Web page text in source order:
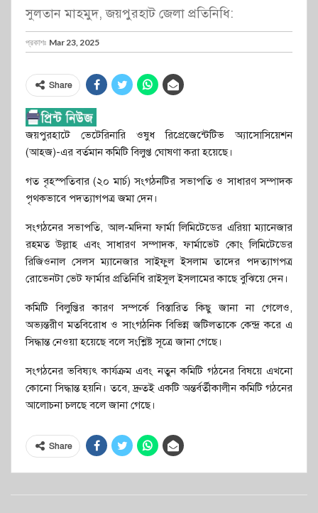
সুলতান মাহমুদ, জয়পুরহাট জেলা প্রতিনিধি:
প্রকাশঃ Mar 23, 2025
Share
জয়পুরহাটে ভেটেরিনারি ওষুধ রিপ্রেজেন্টেটিভ অ্যাসোসিয়েশন
(আহজ)-এর বর্তমান কমিটি বিলুপ্ত ঘোষণা করা হয়েছে।
গত বৃহস্পতিবার (২০ মার্চ) সংগঠনটির সভাপতি ও সাধারণ সম্পাদক
পৃথকভাবে পদত্যাগপত্র জমা দেন।
সংগঠনের সভাপতি, আল-মদিনা ফার্মা লিমিটেডের এরিয়া ম্যানেজার
রহমত উল্লাহ এবং সাধারণ সম্পাদক, ফার্মাভেট কোং লিমিটেডের
রিজিওনাল সেলস ম্যানেজার সাইফুল ইসলাম তাদের পদত্যাগপত্র
রোভেনটা ভেট ফার্মার প্রতিনিধি রাইসুল ইসলামের কাছে বুঝিয়ে দেন।
কমিটি বিলুপ্তির কারণ সম্পর্কে বিস্তারিত কিছু জানা না গেলেও,
অভ্যন্তরীণ মতবিরোধ ও সাংগঠনিক বিভিন্ন জটিলতাকে কেন্দ্র করে এ
সিদ্ধান্ত নেওয়া হয়েছে বলে সংশ্লিষ্ট সূত্রে জানা গেছে।
সংগঠনের ভবিষ্যৎ কার্যক্রম এবং নতুন কমিটি গঠনের বিষয়ে এখনো
কোনো সিদ্ধান্ত হয়নি। তবে, দ্রুতই একটি অন্তর্বর্তীকালীন কমিটি গঠনের
আলোচনা চলছে বলে জানা গেছে।
Share